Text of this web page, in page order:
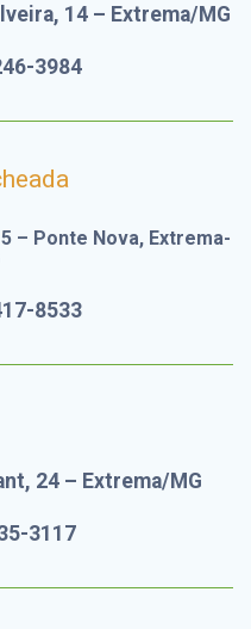
14 – Extrema/MG
3984
– Ponte Nova, Extrema-
8533
24 – Extrema/MG
3117